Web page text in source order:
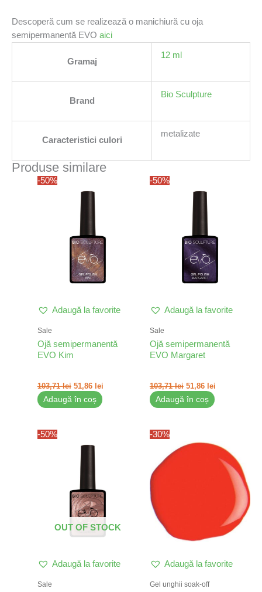
Descoperă cum se realizează o manichiură cu oja
semipermanentă EVO aici
Gramaj
12 ml
Brand
Bio Sculpture
Caracteristici culori
metalizate
Produse similare
-50%
Adaugă la favorite
Sale
Ojă semipermanentă
EVO Kim
103,71lei
fost:
103,71 lei.
51,86 lei
Adaugă în coș
-50%
Adaugă la favorite
Sale
Ojă semipermanentă
EVO Margaret
103,71lei
fost:
103,71 lei.
51,86 lei
Adaugă în coș
-50%
OUT OF STOCK
Adaugă la favorite
Sale
fost:
103,71 lei.
-30%
Adaugă la favorite
Gel unghii soak-off